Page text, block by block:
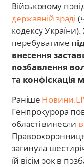
Військовому
державній зраді
кодексу України).
перебуватиме
внесення
позбавлення
та конфіскація
Раніше
Генпрокурора
області винесли
Правоохоронниця
загинула
їй вісім років